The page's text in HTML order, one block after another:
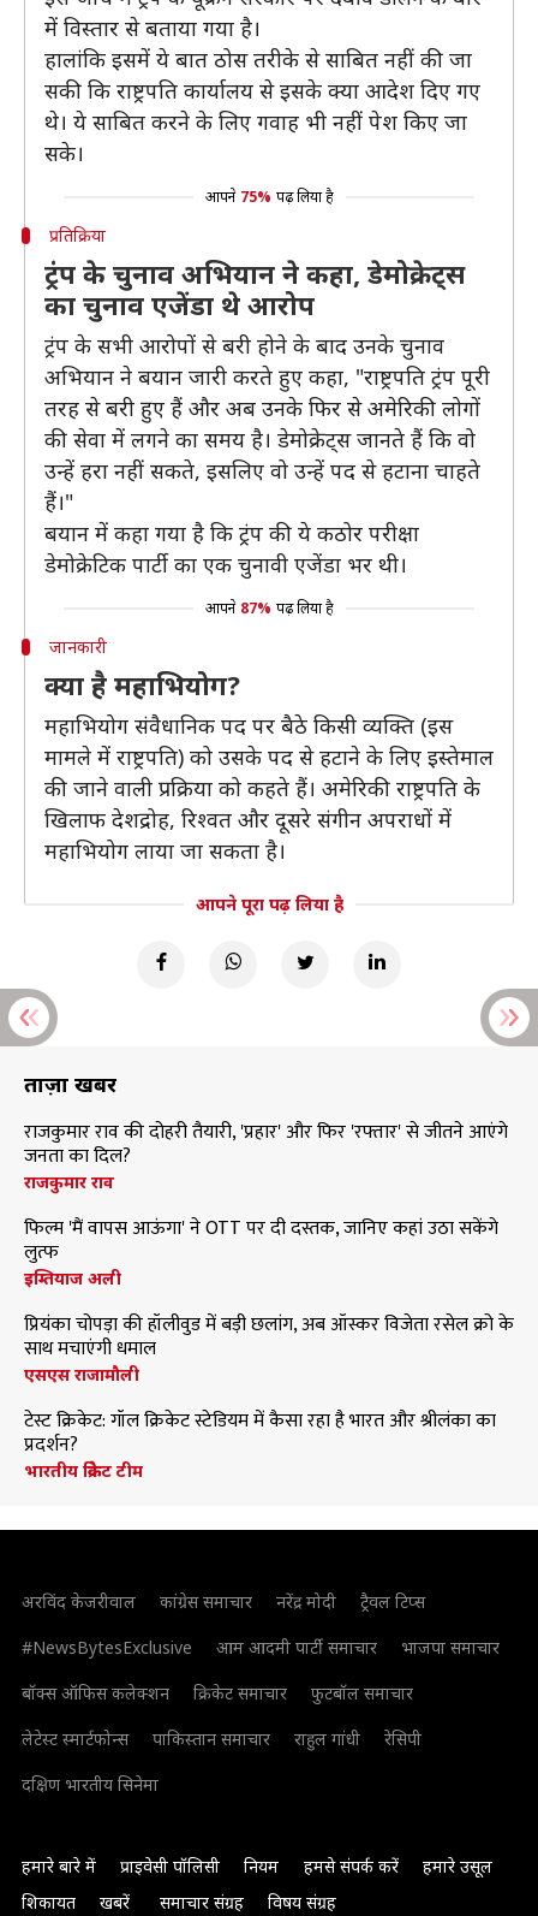
में विस्तार से बताया गया है।
हालांकि इसमें ये बात ठोस तरीके से साबित नहीं की जा
सकी कि राष्ट्रपति कार्यालय से इसके क्या आदेश दिए गए
थे। ये साबित करने के लिए गवाह भी नहीं पेश किए जा
सके।
आपने 75% पढ़ लिया है
प्रतिक्रिया
ट्रंप के चुनाव अभियान ने कहा, डेमोक्रेट्स
का चुनाव एजेंडा थे आरोप
ट्रंप के सभी आरोपों से बरी होने के बाद उनके चुनाव
अभियान ने बयान जारी करते हुए कहा, "राष्ट्रपति ट्रंप पूरी
तरह से बरी हुए हैं और अब उनके फिर से अमेरिकी लोगों
की सेवा में लगने का समय है। डेमोक्रेट्स जानते हैं कि वो
उन्हें हरा नहीं सकते, इसलिए वो उन्हें पद से हटाना चाहते
हैं।"
बयान में कहा गया है कि ट्रंप की ये कठोर परीक्षा
डेमोक्रेटिक पार्टी का एक चुनावी एजेंडा भर थी।
आपने 87% पढ़ लिया है
जानकारी
क्या है महाभियोग?
महाभियोग संवैधानिक पद पर बैठे किसी व्यक्ति (इस
मामले में राष्ट्रपति) को उसके पद से हटाने के लिए इस्तेमाल
की जाने वाली प्रक्रिया को कहते हैं। अमेरिकी राष्ट्रपति के
खिलाफ देशद्रोह, रिश्वत और दूसरे संगीन अपराधों में
महाभियोग लाया जा सकता है।
आपने पूरा पढ़ लिया है
ताज़ा खबरें
राजकुमार राव की दोहरी तैयारी, 'प्रहार' और फिर 'रफ्तार' से जीतने आएंगे
जनता का दिल?
राजकुमार राव
फिल्म 'मैं वापस आऊंगा' ने OTT पर दी दस्तक, जानिए कहां उठा सकेंगे
लुत्फ
इम्तियाज अली
प्रियंका चोपड़ा की हॉलीवुड में बड़ी छलांग, अब ऑस्कर विजेता रसेल क्रो के
साथ मचाएंगी धमाल
एसएस राजामौली
टेस्ट क्रिकेट: गॉल क्रिकेट स्टेडियम में कैसा रहा है भारत और श्रीलंका का
प्रदर्शन?
भारतीय क्रिकेट टीम
अरविंद केजरीवाल कांग्रेस समाचार नरेंद्र मोदी
ट्रैवल टिप्स
#NewsBytesExclusive
आम आदमी पार्टी समाचार
भाजपा समाचार
बॉक्स ऑफिस कलेक्शन
क्रिकेट समाचार
फुटबॉल समाचार
लेटेस्ट स्मार्टफोन्स
पाकिस्तान समाचार राहुल गांधी
रेसिपी
दक्षिण भारतीय सिनेमा
हमारे बारे में प्राइवेसी पॉलिसी नियम हमसे संपर्क करें
हमारे उसूल
शिकायत
खबरें समाचार संग्रह विषय संग्रह